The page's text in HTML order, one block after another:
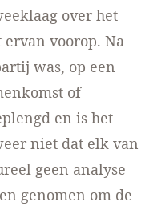
over het
voorop. Na
was, op een
of
en is het
niet dat elk van
geen analyse
genomen om de